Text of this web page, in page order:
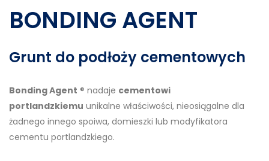
BONDING AGENT
Grunt do podłoży cementowych
Bonding Agent ® nadaje cementowi
portlandzkiemu unikalne właściwości, nieosiągalne dla
żadnego innego spoiwa, domieszki lub modyfikatora
cementu portlandzkiego.